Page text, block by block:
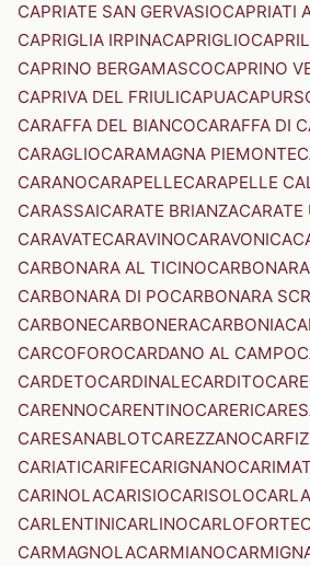
CAPRIATE SAN GERVASIOCAPRIATI
CAPRIGLIA IRPINACAPRIGLIO
CAPRINO BERGAMASCOCAPRINO
CAPRIVA DEL FRIULICAPUA
CARAFFA DEL BIANCOCARAFFA DI
CARAGLIOCARAMAGNA PIEMONTE
CARANOCARAPELLECARAPELLE
CARASSAICARATE BRIANZACARATE
CARAVATECARAVINOCARAVONICA
CARBONARA AL TICINO
CARBONARA DI POCARBONARA
CARBONECARBONERACARBONIA
CARCOFOROCARDANO AL CAMPO
CARDETOCARDINALECARDITO
CARENNOCARENTINOCARERI
CARESANABLOTCAREZZANO
CARIATICARIFECARIGNANO
CARINOLACARISIOCARISOLO
CARLENTINICARLINOCARLOFORTE
CARMAGNOLACARMIANO